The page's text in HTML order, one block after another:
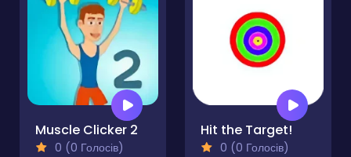
Muscle Clicker 2
0 (0 Голосів)
Hit the Target!
0 (0 Голосів)